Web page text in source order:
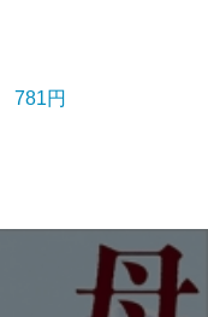
781円